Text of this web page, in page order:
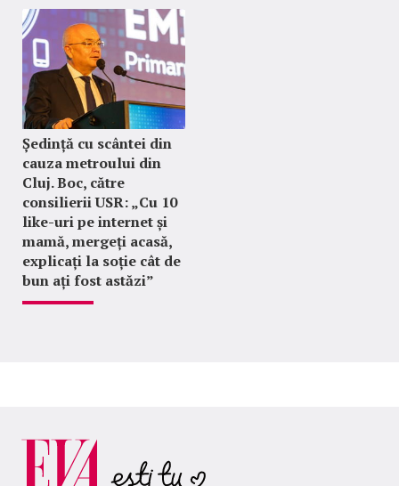
Ședință cu scântei din
cauza metroului din
Cluj. Boc, către
consilierii USR: „Cu 10
like-uri pe internet și
mamă, mergeți acasă,
explicați la soție cât de
bun ați fost astăzi”